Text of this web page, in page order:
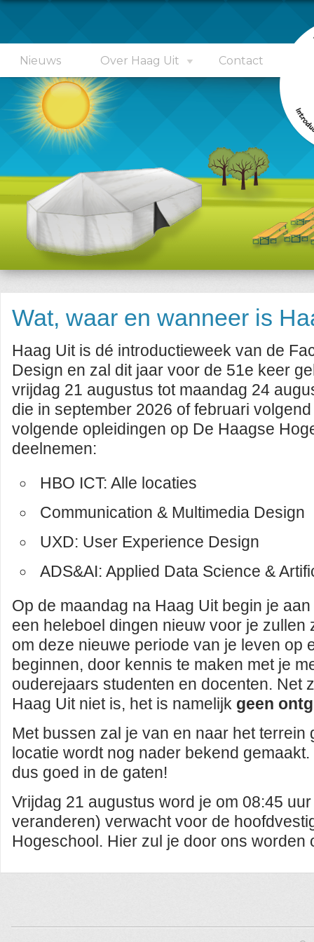
Nieuws Over Haag Uit Contact
Wat, waar en wanneer is
Haag Uit is dé introductieweek van de
Design en zal dit jaar voor de 51e keer
vrijdag 21 augustus tot maandag 24
die in september 2026 of februari
volgende opleidingen op De Haagse
deelnemen:
HBO ICT: Alle locaties
Communication & Multimedia Design
UXD: User Experience Design
ADS&AI: Applied Data Science &
Op de maandag na Haag Uit begin je
een heleboel dingen nieuw voor je zullen
om deze nieuwe periode van je leven op
beginnen, door kennis te maken met je
ouderejaars studenten en docenten. Net
Haag Uit niet is, het is namelijk geen
Met bussen zal je van en naar het terrein
locatie wordt nog nader bekend
dus goed in de gaten!
Vrijdag 21 augustus word je om 08:45
veranderen) verwacht voor de
Hogeschool. Hier zul je door ons worden